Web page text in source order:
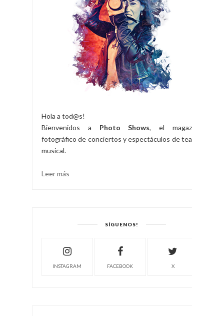
Hola a tod@s!
Bienvenidos a Photo Shows, el magazine
fotográfico de conciertos y espectáculos de teatro
musical.
Leer más
SÍGUENOS!
INSTAGRAM FACEBOOK X